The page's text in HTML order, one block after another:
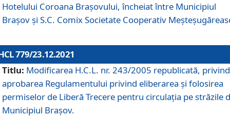
Hotelului Coroana Brașovului, încheiat între Municipiul
Braşov şi S.C. Comix Societate Cooperativ
779/23.12.2021
Titlu: Modificarea H.C.L. nr. 243/2005 republicată, privind
aprobarea Regulamentului privind eliberarea şi folosirea
permiselor de Liberă Trecere pentru circulația pe străzile
Municipiul Braşov.